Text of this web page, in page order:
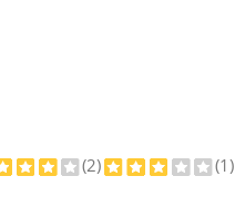
(2) (1)